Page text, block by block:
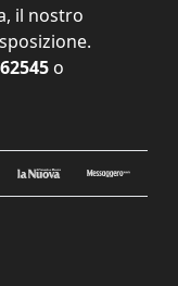
il nostro
o